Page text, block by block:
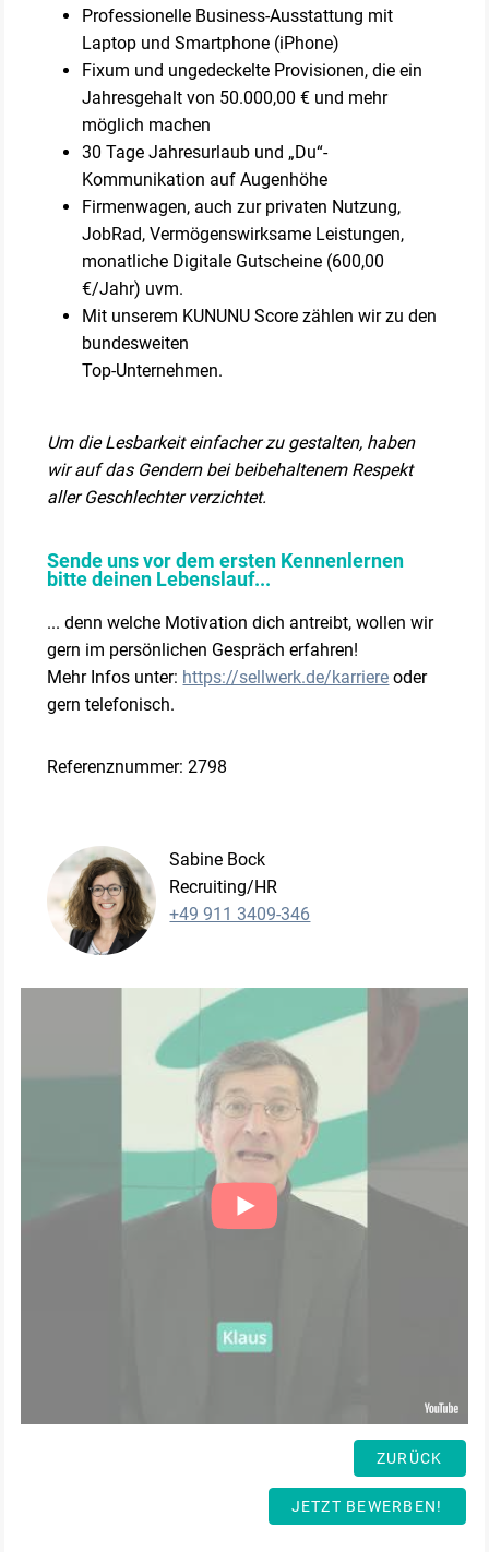
Professionelle Business-Ausstattung mit
Laptop und Smartphone (iPhone)
Fixum und ungedeckelte Provisionen, die ein
Jahresgehalt von 50.000,00 € und mehr
möglich machen
30 Tage Jahresurlaub und „Du“-
Kommunikation auf Augenhöhe
Firmenwagen, auch zur privaten Nutzung,
JobRad, Vermögenswirksame Leistungen,
monatliche Digitale Gutscheine (600,00
€/Jahr) uvm.
Mit unserem KUNUNU Score zählen wir zu den
bundesweiten
Top-Unternehmen.
Um die Lesbarkeit einfacher zu gestalten, haben
wir auf das Gendern bei beibehaltenem Respekt
aller Geschlechter verzichtet.
Sende uns vor dem ersten Kennenlernen
bitte deinen Lebenslauf...
... denn welche Motivation dich antreibt, wollen wir
gern im persönlichen Gespräch erfahren!
Mehr Infos unter: https://sellwerk.de/karriere oder
gern telefonisch.
Referenznummer: 2798
Sabine Bock
Recruiting/HR
+49 911 3409-346
ZURÜCK
JETZT BEWERBEN!